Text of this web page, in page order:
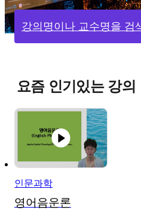
강의명이나 교수명을 검
요즘 인기있는 강의
인문과학
영어음운론